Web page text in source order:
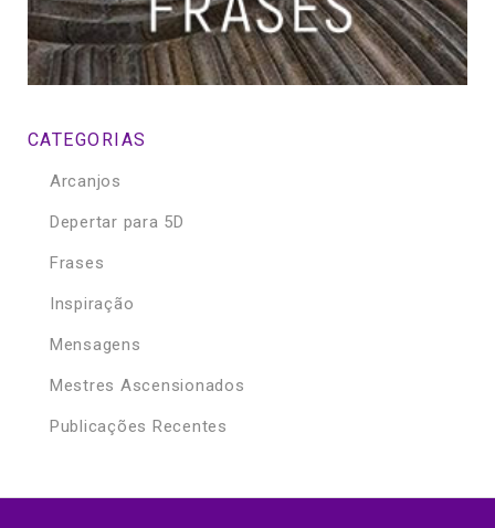
CATEGORIAS
Arcanjos
Depertar para 5D
Frases
Inspiração
Mensagens
Mestres Ascensionados
Publicações Recentes